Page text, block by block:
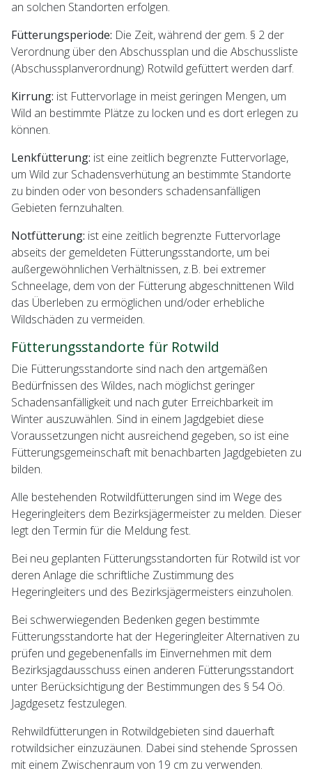
an solchen Standorten erfolgen.
Fütterungsperiode: Die Zeit, während der gem. § 2 der
Verordnung über den Abschussplan und die Abschussliste
(Abschussplanverordnung) Rotwild gefüttert werden darf.
Kirrung: ist Futtervorlage in meist geringen Mengen, um
Wild an bestimmte Plätze zu locken und es dort erlegen zu
können.
Lenkfütterung: ist eine zeitlich begrenzte Futtervorlage,
um Wild zur Schadensverhütung an bestimmte Standorte
zu binden oder von besonders schadensanfälligen
Gebieten fernzuhalten.
Notfütterung: ist eine zeitlich begrenzte Futtervorlage
abseits der gemeldeten Fütterungsstandorte, um bei
außergewöhnlichen Verhältnissen, z.B. bei extremer
Schneelage, dem von der Fütterung abgeschnittenen Wild
das Überleben zu ermöglichen und/oder erhebliche
Wildschäden zu vermeiden.
Fütterungsstandorte für Rotwild
Die Fütterungsstandorte sind nach den artgemäßen
Bedürfnissen des Wildes, nach möglichst geringer
Schadensanfälligkeit und nach guter Erreichbarkeit im
Winter auszuwählen. Sind in einem Jagdgebiet diese
Voraussetzungen nicht ausreichend gegeben, so ist eine
Fütterungsgemeinschaft mit benachbarten Jagdgebieten zu
bilden.
Alle bestehenden Rotwildfütterungen sind im Wege des
Hegeringleiters dem Bezirksjägermeister zu melden. Dieser
legt den Termin für die Meldung fest.
Bei neu geplanten Fütterungsstandorten für Rotwild ist vor
deren Anlage die schriftliche Zustimmung des
Hegeringleiters und des Bezirksjägermeisters einzuholen.
Bei schwerwiegenden Bedenken gegen bestimmte
Fütterungsstandorte hat der Hegeringleiter Alternativen zu
prüfen und gegebenenfalls im Einvernehmen mit dem
Bezirksjagdausschuss einen anderen Fütterungsstandort
unter Berücksichtigung der Bestimmungen des § 54 Oö.
Jagdgesetz festzulegen.
Rehwildfütterungen in Rotwildgebieten sind dauerhaft
rotwildsicher einzuzäunen. Dabei sind stehende Sprossen
mit einem Zwischenraum von 19 cm zu verwenden.